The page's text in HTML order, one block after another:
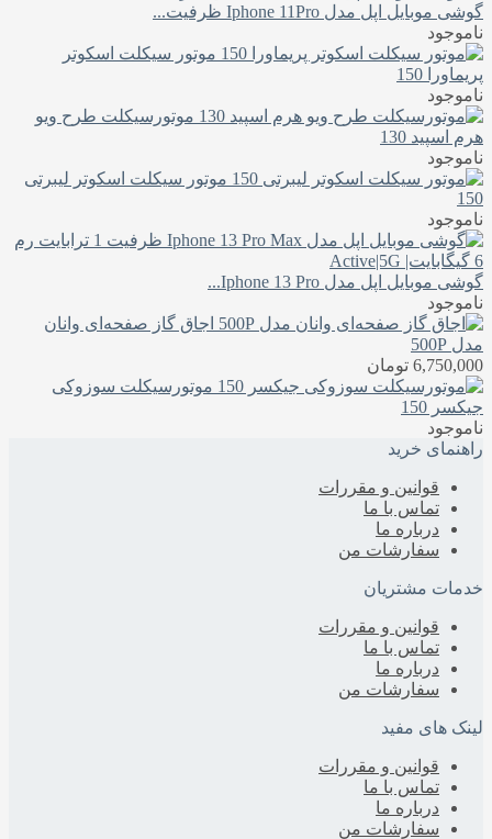
گوشی موبایل اپل مدل Iphone 11Pro ظرفیت...
ناموجود
موتور سیکلت اسکوتر
پریماورا 150
ناموجود
موتورسیکلت طرح ویو
هرم اسپید 130
ناموجود
موتور سیکلت اسکوتر لیبرتی
150
ناموجود
گوشی موبایل اپل مدل Iphone 13 Pro...
ناموجود
اجاق گاز صفحه‌ای وانان
مدل 500P
6,750,000 تومان
موتورسیکلت سوزوکی
جیکسر 150
ناموجود
راهنمای خرید
قوانین و مقررات
تماس با ما
درباره‌ ما
سفارشات من
خدمات مشتریان
قوانین و مقررات
تماس با ما
درباره‌ ما
سفارشات من
لینک های مفید
قوانین و مقررات
تماس با ما
درباره‌ ما
سفارشات من